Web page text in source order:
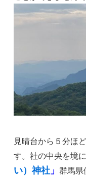
見晴台から５分ほ
す。社の中央を境
い）神社 」群馬県